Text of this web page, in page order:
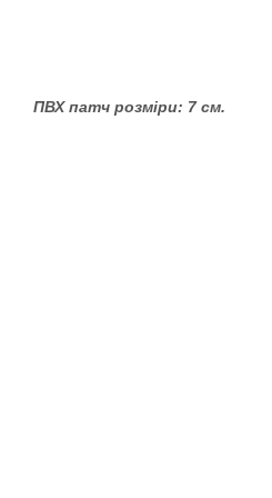
ПВХ патч розміри: 7 см.